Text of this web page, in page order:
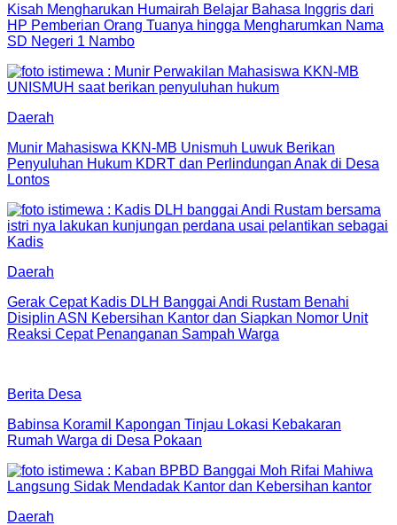
Kisah Mengharukan Humairah Belajar Bahasa Inggris dari
HP Pemberian Orang Tuanya hingga Mengharumkan Nama
SD Negeri 1 Nambo
Daerah
Munir Mahasiswa KKN-MB Unismuh Luwuk Berikan
Penyuluhan Hukum KDRT dan Perlindungan Anak di Desa
Lontos
Daerah
Gerak Cepat Kadis DLH Banggai Andi Rustam Benahi
Disiplin ASN Kebersihan Kantor dan Siapkan Nomor Unit
Reaksi Cepat Penanganan Sampah Warga
Berita Desa
Babinsa Koramil Kapongan Tinjau Lokasi Kebakaran
Rumah Warga di Desa Pokaan
Daerah